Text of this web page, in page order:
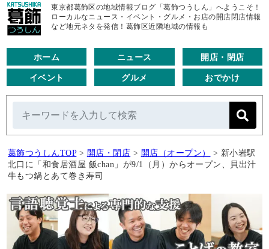
東京都葛飾区の地域情報ブログ「葛飾つうしん」へようこそ！
ローカルなニュース・イベント・グルメ・お店の開店閉店情報
など地元ネタを発信！葛飾区近隣地域の情報も
ホーム ニュース 開店・閉店
イベント グルメ おでかけ
葛飾つうしんTOP > 開店・閉店 > 開店（オープン） > 新小岩駅
北口に「和食居酒屋 飯chan」が9/1（月）からオープン、貝出汁
牛もつ鍋とあて巻き寿司